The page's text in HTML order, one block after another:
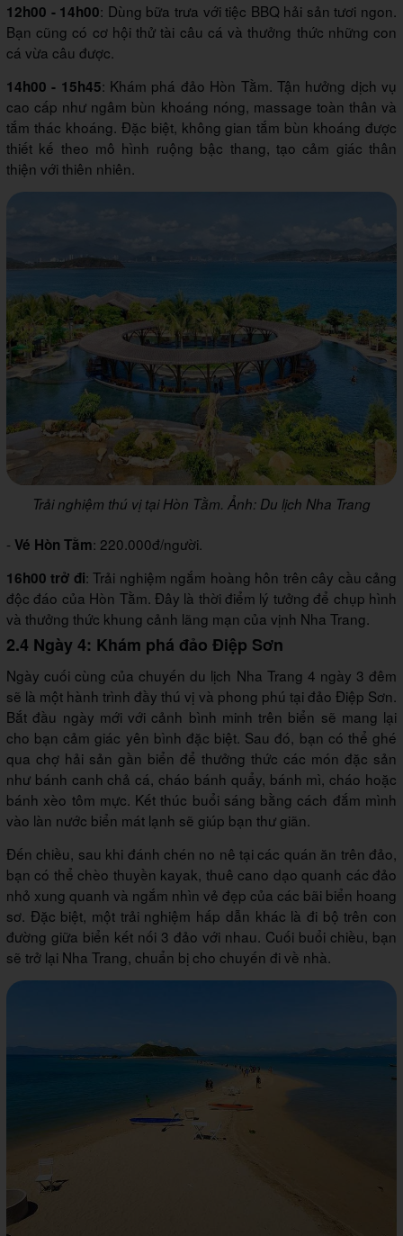
12h00 - 14h00: Dùng bữa trưa với tiệc BBQ hải sản tươi ngon.
Bạn cũng có cơ hội thử tài câu cá và thưởng thức những con
cá vừa câu được.
14h00 - 15h45: Khám phá đảo Hòn Tằm. Tận hưởng dịch vụ
cao cấp như ngâm bùn khoáng nóng, massage toàn thân và
tắm thác khoáng. Đặc biệt, không gian tắm bùn khoáng được
thiết kế theo mô hình ruộng bậc thang, tạo cảm giác thân
thiện với thiên nhiên.
Trải nghiệm thú vị tại Hòn Tằm. Ảnh: Du lịch Nha Trang
- Vé Hòn Tằm: 220.000đ/người.
16h00 trở đi: Trải nghiệm ngắm hoàng hôn trên cây cầu cảng
độc đáo của Hòn Tằm. Đây là thời điểm lý tưởng để chụp hình
và thưởng thức khung cảnh lãng mạn của vịnh Nha Trang.
2.4 Ngày 4: Khám phá đảo Điệp Sơn
Ngày cuối cùng của chuyến du lịch Nha Trang 4 ngày 3 đêm
sẽ là một hành trình đầy thú vị và phong phú tại đảo Điệp Sơn.
Bắt đầu ngày mới với cảnh bình minh trên biển sẽ mang lại
cho bạn cảm giác yên bình đặc biệt. Sau đó, bạn có thể ghé
qua chợ hải sản gần biển để thưởng thức các món đặc sản
như bánh canh chả cá, cháo bánh quẩy, bánh mì, cháo hoặc
bánh xèo tôm mực. Kết thúc buổi sáng bằng cách đắm mình
vào làn nước biển mát lạnh sẽ giúp bạn thư giãn.
Đến chiều, sau khi đánh chén no nê tại các quán ăn trên đảo,
bạn có thể chèo thuyền kayak, thuê cano dạo quanh các đảo
nhỏ xung quanh và ngắm nhìn vẻ đẹp của các bãi biển hoang
sơ. Đặc biệt, một trải nghiệm hấp dẫn khác là đi bộ trên con
đường giữa biển kết nối 3 đảo với nhau. Cuối buổi chiều, bạn
sẽ trở lại Nha Trang, chuẩn bị cho chuyến đi về nhà.